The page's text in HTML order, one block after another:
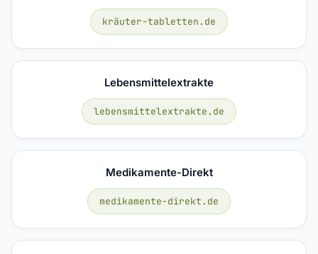
kräuter-tabletten.de
Lebensmittelextrakte
lebensmittelextrakte.de
Medikamente-Direkt
medikamente-direkt.de